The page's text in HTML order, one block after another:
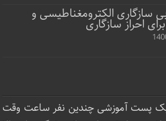
سازگاری الکترومغناطیسی و
احراز سازگاری
یک پست آموزشی چندین نفر ساعت‌ وقت